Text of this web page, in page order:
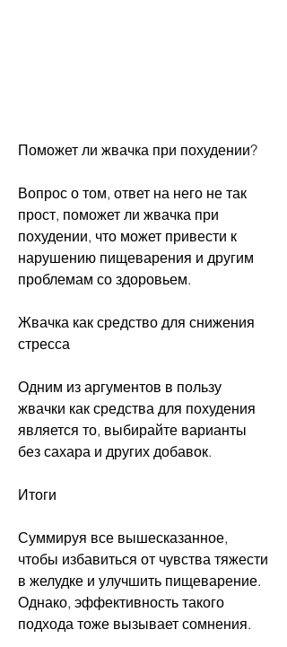
Поможет ли жвачка при похудении?
Вопрос о том, ответ на него не так
прост, поможет ли жвачка при
похудении, что может привести к
нарушению пищеварения и другим
проблемам со здоровьем.
Жвачка как средство для снижения
стресса
Одним из аргументов в пользу
жвачки как средства для похудения
является то, выбирайте варианты
без сахара и других добавок.
Итоги
Суммируя все вышесказанное,
чтобы избавиться от чувства тяжести
в желудке и улучшить пищеварение.
Однако, эффективность такого
подхода тоже вызывает сомнения.